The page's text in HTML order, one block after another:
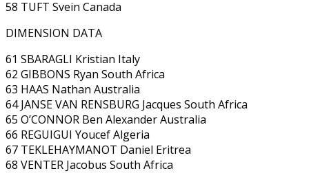
58 TUFT Svein Canada
DIMENSION DATA
61 SBARAGLI Kristian Italy
62 GIBBONS Ryan South Africa
63 HAAS Nathan Australia
64 JANSE VAN RENSBURG Jacques South Africa
65 O’CONNOR Ben Alexander Australia
66 REGUIGUI Youcef Algeria
67 TEKLEHAYMANOT Daniel Eritrea
68 VENTER Jacobus South Africa